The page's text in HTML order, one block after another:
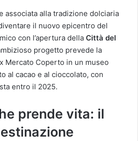
associata alla tradizione dolciaria
il nuovo epicentro del
con l’apertura della Città del
progetto prevede la
Mercato Coperto in un museo
al cacao e al cioccolato, con
entro il 2025.
prende vita: il